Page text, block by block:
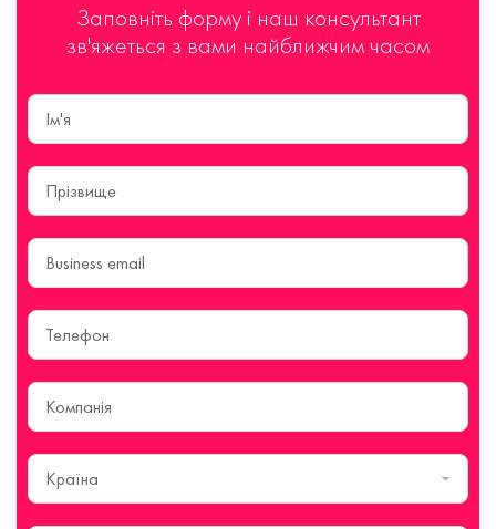
Заповніть форму і наш консультант
зв'яжеться з вами найближчим часом
Країна